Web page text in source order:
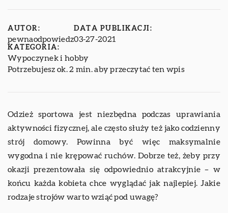
AUTOR:
pewnaodpowiedz
DATA PUBLIKACJI:
03-27-2021
KATEGORIA:
Wypoczynek i hobby
Potrzebujesz ok. 2 min. aby przeczytać ten wpis
Odzież sportowa jest niezbędna podczas uprawiania
aktywności fizycznej, ale często służy też jako codzienny
strój domowy. Powinna być więc maksymalnie
wygodna i nie krępować ruchów. Dobrze też, żeby przy
okazji prezentowała się odpowiednio atrakcyjnie – w
końcu każda kobieta chce wyglądać jak najlepiej. Jakie
rodzaje strojów warto wziąć pod uwagę?